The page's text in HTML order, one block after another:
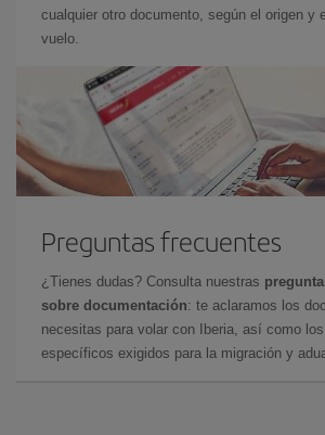
cualquier otro documento, según el origen y
vuelo.
Preguntas frecuentes
¿Tienes dudas? Consulta nuestras
sobre documentación: te aclaramos los
necesitas para volar con Iberia, así como
específicos exigidos para la migración y